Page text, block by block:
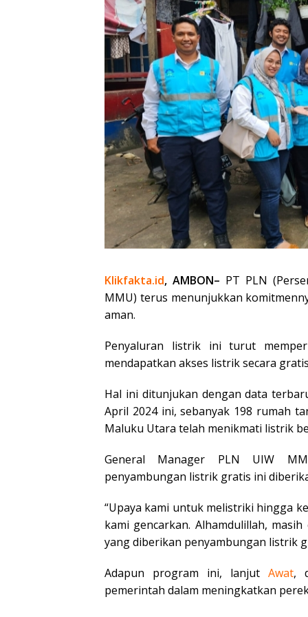
Klikfakta.id, AMBON– PT PLN
MMU) terus menunjukkan
aman.
Penyaluran listrik ini turut
mendapatkan akses listrik secara
Hal ini ditunjukan dengan data
April 2024 ini, sebanyak 198 rumah
Maluku Utara telah menikmati listrik
General Manager PLN UIW
penyambungan listrik gratis ini
“Upaya kami untuk melistriki hingga
kami gencarkan. Alhamdulillah,
yang diberikan penyambungan listrik
Adapun program ini, lanjut Awat,
pemerintah dalam meningkatkan